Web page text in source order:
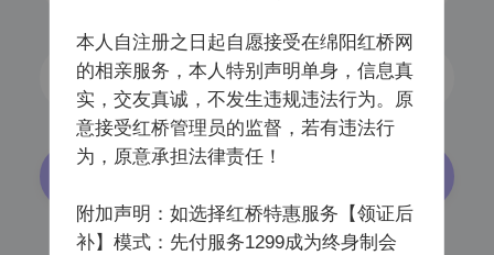
获取验证码
本人自注册之日起自愿接受在绵阳红桥网
的相亲服务，本人特别声明单身，信息真
实，交友真诚，不发生违规违法行为。原
意接受红桥管理员的监督，若有违法行
为，原意承担法律责任！
附加声明：如选择红桥特惠服务【领证后
补】模式：先付服务1299成为终身制会